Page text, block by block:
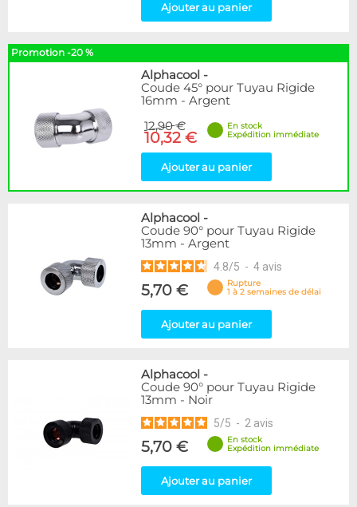
Ajouter au panier
Promotion -20 %
Alphacool -
Coude 45° pour Tuyau Rigide
16mm - Argent
12,90 €
10,32 €
En stock
Expédition immédiate
Ajouter au panier
Alphacool -
Coude 90° pour Tuyau Rigide
13mm - Argent
4.8/5 - 4 avis
5,70 €
Rupture
1 à 2 semaines de délai
Ajouter au panier
Alphacool -
Coude 90° pour Tuyau Rigide
13mm - Noir
5/5 - 2 avis
5,70 €
En stock
Expédition immédiate
Ajouter au panier